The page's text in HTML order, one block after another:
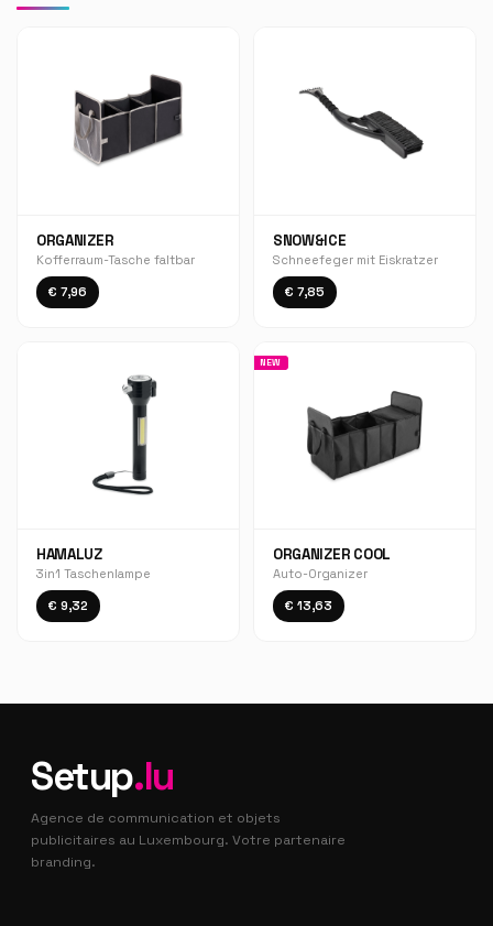
ORGANIZER
Kofferraum-Tasche faltbar
€ 7,96
SNOW&ICE
Schneefeger mit Eiskratzer
€ 7,85
HAMALUZ
3in1 Taschenlampe
€ 9,32
NEW
ORGANIZER COOL
Auto-Organizer
€ 13,63
Setup.lu
Agence de communication et objets
publicitaires au Luxembourg. Votre partenaire
branding.